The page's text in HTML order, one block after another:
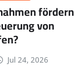
fördern
von
Jul 24, 2026